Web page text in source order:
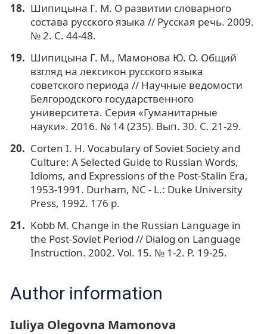
Шипицына Г. М. О развитии словарного
состава русского языка // Русская речь. 2009.
№ 2. С. 44-48.
Шипицына Г. М., Мамонова Ю. О. Общий
взгляд на лексикон русского языка
советского периода // Научные ведомости
Белгородского государственного
университета. Серия «Гуманитарные
науки». 2016. № 14 (235). Вып. 30. С. 21-29.
Corten I. H. Vocabulary of Soviet Society and
Culture: A Selected Guide to Russian Words,
Idioms, and Expressions of the Post-Stalin Era,
1953-1991. Durham, NC - L.: Duke University
Press, 1992. 176 p.
Kobb M. Change in the Russian Language in
the Post-Soviet Period // Dialog on Language
Instruction. 2002. Vol. 15. № 1-2. P. 19-25.
Author information
Iuliya Olegovna Mamonova